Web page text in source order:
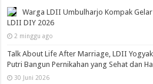
Warga LDII Umbulharjo Kompak
LDII DIY 2026
2 minggu ago
Talk About Life After Marriage, LDII
Putri Bangun Pernikahan yang Sehat dan
30 Juni 2026